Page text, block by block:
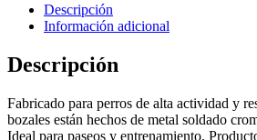
Descripción
Información adicional
Descripción
Fabricado para perros de alta actividad y
bozales están hechos de metal soldado
Ideal para paseos y entrenamiento.